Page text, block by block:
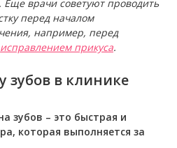
Еще врачи советуют проводить
перед началом
например, перед
исправлением прикуса.
зубов в клинике
зубов – это быстрая и
которая выполняется за